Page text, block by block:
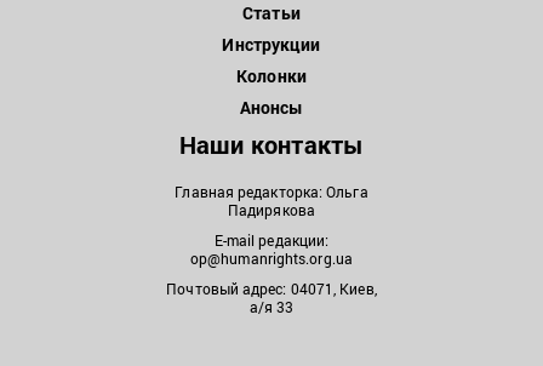
Статьи
Инструкции
Колонки
Анонсы
Наши контакты
Главная редакторка: Ольга
Падирякова
E-mail редакции:
op@humanrights.org.ua
Почтовый адрес: 04071, Киев,
а/я 33